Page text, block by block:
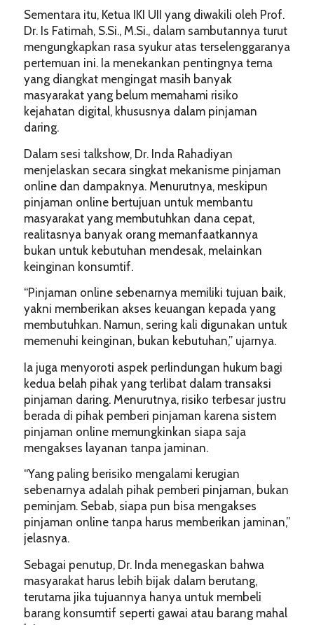
Sementara itu, Ketua IKI UII yang diwakili oleh Prof.
Dr. Is Fatimah, S.Si., M.Si., dalam sambutannya turut
mengungkapkan rasa syukur atas terselenggaranya
pertemuan ini. Ia menekankan pentingnya tema
yang diangkat mengingat masih banyak
masyarakat yang belum memahami risiko
kejahatan digital, khususnya dalam pinjaman
daring.
Dalam sesi talkshow, Dr. Inda Rahadiyan
menjelaskan secara singkat mekanisme pinjaman
online dan dampaknya. Menurutnya, meskipun
pinjaman online bertujuan untuk membantu
masyarakat yang membutuhkan dana cepat,
realitasnya banyak orang memanfaatkannya
bukan untuk kebutuhan mendesak, melainkan
keinginan konsumtif.
“Pinjaman online sebenarnya memiliki tujuan baik,
yakni memberikan akses keuangan kepada yang
membutuhkan. Namun, sering kali digunakan untuk
memenuhi keinginan, bukan kebutuhan,” ujarnya.
Ia juga menyoroti aspek perlindungan hukum bagi
kedua belah pihak yang terlibat dalam transaksi
pinjaman daring. Menurutnya, risiko terbesar justru
berada di pihak pemberi pinjaman karena sistem
pinjaman online memungkinkan siapa saja
mengakses layanan tanpa jaminan.
“Yang paling berisiko mengalami kerugian
sebenarnya adalah pihak pemberi pinjaman, bukan
peminjam. Sebab, siapa pun bisa mengakses
pinjaman online tanpa harus memberikan jaminan,”
jelasnya.
Sebagai penutup, Dr. Inda menegaskan bahwa
masyarakat harus lebih bijak dalam berutang,
terutama jika tujuannya hanya untuk membeli
barang konsumtif seperti gawai atau barang mahal